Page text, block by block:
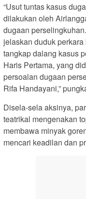
“Usut tuntas kasus
dilakukan oleh
dugaan
jelaskan duduk
tangkap dalang kasus
Haris Pertama, yang
persoalan dugaan
Rifa Handayani,”
Disela-sela aksinya,
teatrikal mengenakan
membawa minyak
mencari keadilan dan